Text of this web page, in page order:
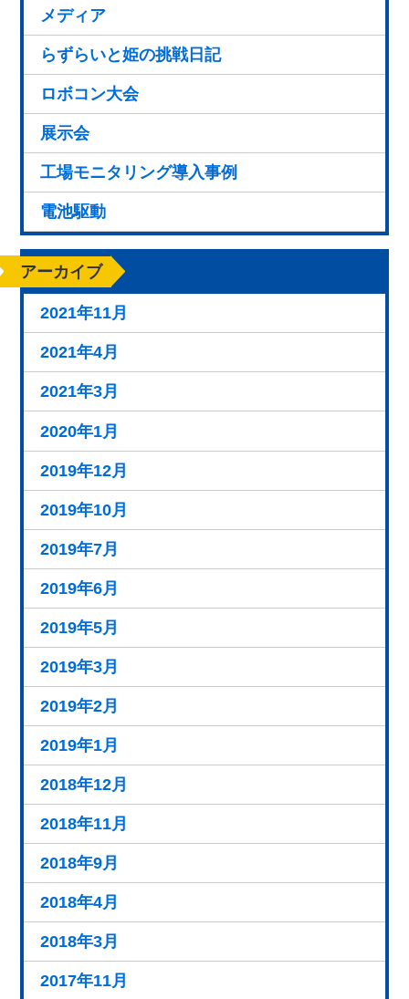
メディア
らずらいと姫の挑戦日記
ロボコン大会
展示会
工場モニタリング導入事例
電池駆動
アーカイブ
2021年11月
2021年4月
2021年3月
2020年1月
2019年12月
2019年10月
2019年7月
2019年6月
2019年5月
2019年3月
2019年2月
2019年1月
2018年12月
2018年11月
2018年9月
2018年4月
2018年3月
2017年11月